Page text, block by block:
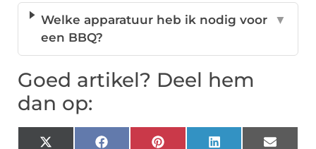
Welke apparatuur heb ik nodig voor
een BBQ?
▼
Goed artikel? Deel hem
dan op: